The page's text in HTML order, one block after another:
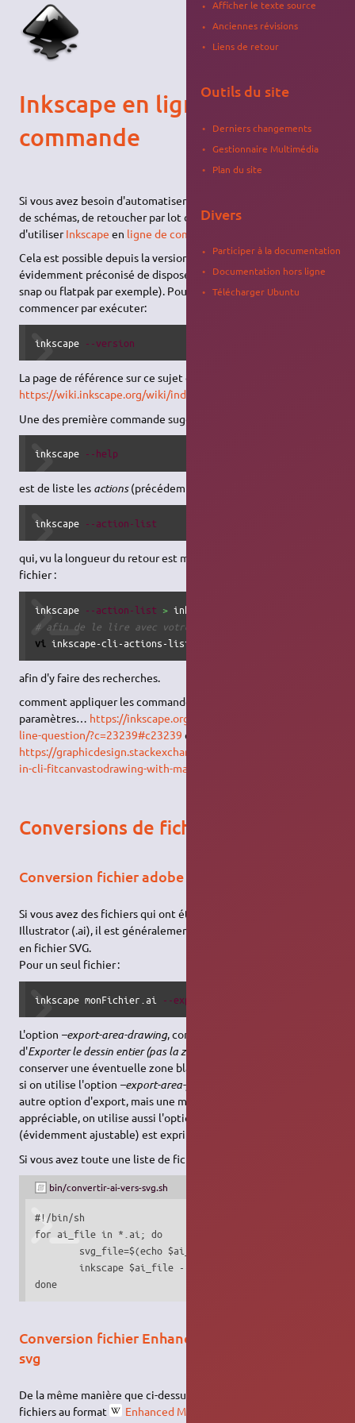
Inkscape en ligne de
commande
Si vous avez besoin d'automatiser des modifications de dessins,
de schémas, de retoucher par lot des fichiers, il peut-être utile
d'utiliserInkscape en ligne de commande
Cela est possible depuis la version 0.92.x mais il est
évidemment préconisé de disposer d'une version récente (via
snap ou flatpak par exemple). Pour le savoir, vous pouvez
commencer par exécuter:
inkscape --version
La page de référence sur ce sujet est (en anglais):
https://wiki.inkscape.org/wiki/index.php/
Une des première commande suggérée, outre
inkscape --help
est de liste les actions(précédemment nommées
inkscape --action-list
qui, vu la longueur du retour est mieux de rediriger dans un
fichier :
inkscape --action-list >
# afin de le lire avec votre éditeur préféré, par exemple
vi inkscape-cli-actions-list
afin d'y faire des recherches.
comment appliquer les commandes qui ont besoins de
paramètres… https://inkscape.org/forums/beyond/command-
line-question/?c=23239#c23239 et
https://graphicdesign.stackexchange.com/questions/155510/
in-cli-fitcanvastodrawing-with-margin-parameters
Conversions de fichiers
Conversion fichier adobe illustrator en svg
Si vous avez des fichiers qui ont été générés avec Adobe
Illustrator (.ai), il est généralement
en fichier SVG.
Pour un seul fichier :
inkscape monFichier.ai --export-area-drawing
L'option –export-area-drawing, comme le précise l'aide, permet
d'Exporter le dessin entier (pas la zone de travail)
conserver une éventuelle zone blanche importante tout autour
si on utilise l'option –export-area-page
autre option d'export, mais une marge étant généralement
appréciable, on utilise aussi l'option
(évidemment ajustable) est exprimé en
Si vous avez toute une liste de fichiers, un
bin/convertir-ai-vers-svg.sh
#!/bin/sh
for ai_file in *.ai; do
	inkscape $ai_file --export-area-drawing --export-margin 20 -o $svg_file
done
Conversion fichier Enhanced Metafile (.emf) en
svg
De la même manière que ci-dessus, on peut convertir des
fichiers au format
Enhanced Metafile
Afficher le texte source
Anciennes révisions
Liens de retour
Outils du site
Derniers changements
Gestionnaire Multimédia
Plan du site
Divers
Participer à la documentation
Documentation hors ligne
Télécharger Ubuntu